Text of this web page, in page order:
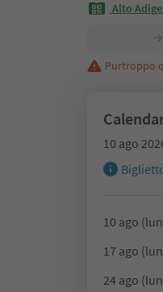
Alto Adige
Purtroppo
10 ago
10 ago
17 ago
24 ago